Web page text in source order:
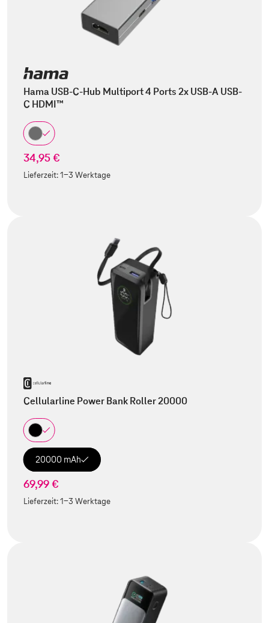
Hama USB-C-Hub Multiport 4 Ports 2x USB-A USB-
C HDMI™
34,95 €
Lieferzeit:1-3 Werktage
Cellularline Power Bank Roller 20000
20000 mAh
69,99 €
Lieferzeit:1-3 Werktage